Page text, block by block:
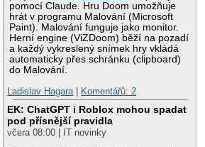
pomocí Claude. Hru Doom umožňuje
hrát v programu Malování (Microsoft
Paint). Malování funguje jako monitor.
Herní engine (ViZDoom) běží na pozadí
a každý vykreslený snímek hry vkládá
automaticky přes schránku (clipboard)
do Malování.
Ladislav Hagara
Komentářů: 2
EK: ChatGPT i Roblox mohou spadat
pod přísnější pravidla
včera 08:00 | IT novinky